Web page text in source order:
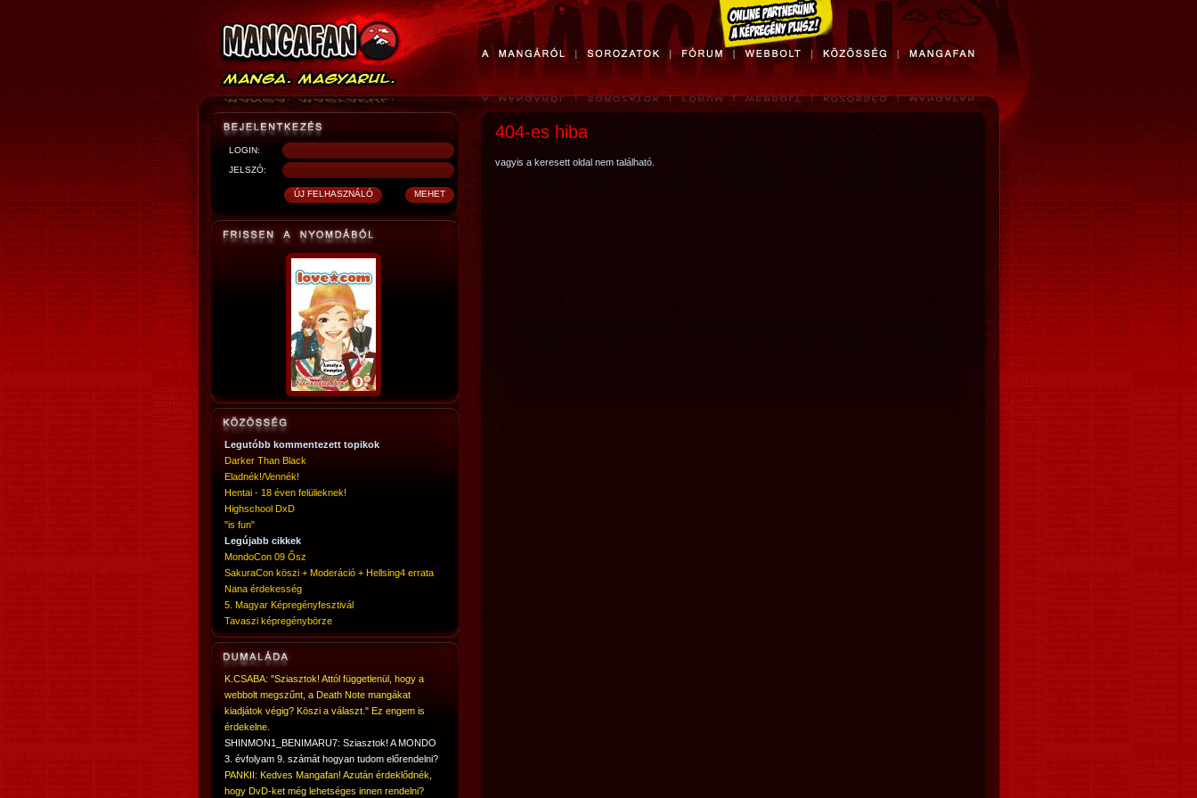
LOGIN:
JELSZÓ:
Legutóbb kommentezett topikok
Darker Than Black
Eladnék!/Vennék!
Hentai - 18 éven felülieknek!
Highschool DxD
"is fun"
Legújabb cikkek
MondoCon 09 Ősz
SakuraCon köszi + Moderáció + Hellsing4 errata
Nana érdekesség
5. Magyar Képregényfesztivál
Tavaszi képregénybörze
K.CSABA: "Sziasztok! Attól függetlenül, hogy a
webbolt megszűnt, a Death Note mangákat
kiadjátok végig? Köszi a választ." Ez engem is
érdekelne.
SHINMON1_BENIMARU7: Sziasztok! A MONDO
3. évfolyam 9. számát hogyan tudom előrendelni?
PANKII: Kedves Mangafan! Azután érdeklődnék,
hogy DvD-ket még lehetséges innen rendelni?
404-es hiba
vagyis a keresett oldal nem található.